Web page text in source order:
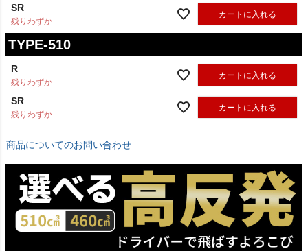
SR
残りわずか
カートに入れる
TYPE-510
R
残りわずか
カートに入れる
SR
残りわずか
カートに入れる
商品についてのお問い合わせ